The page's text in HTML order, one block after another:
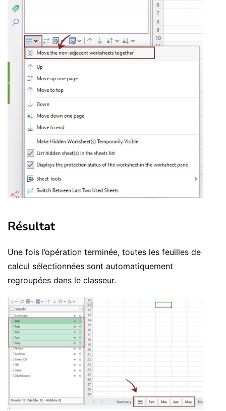
Résultat
Une fois l’opération terminée, toutes les feuilles de
calcul sélectionnées sont automatiquement
regroupées dans le classeur.